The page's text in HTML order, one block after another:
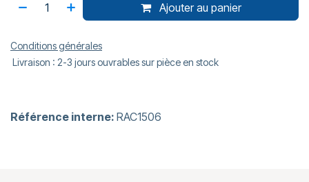
Ajouter au panier
Conditions générales
Livraison : 2-3 jours ouvrables sur pièce en stock
Référence interne: RAC1506